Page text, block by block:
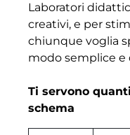
Laboratori
creativi, e per
chiunque voglia
modo semplice
Ti servono
schema